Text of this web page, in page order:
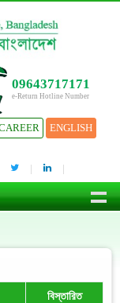
09643717171
e-Return Hotline Number
ENGLISH
বিস্তারিত